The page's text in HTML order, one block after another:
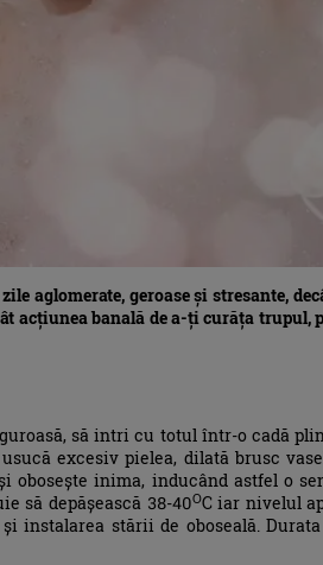
aglomerate, geroase și stresante,
acțiunea banală de a-ți curăța
să intri cu totul într-o cadă
excesiv pielea, dilată brusc
obosește inima, inducând astfel o
să depășească 38-40OC iar nivelul
instalarea stării de oboseală.